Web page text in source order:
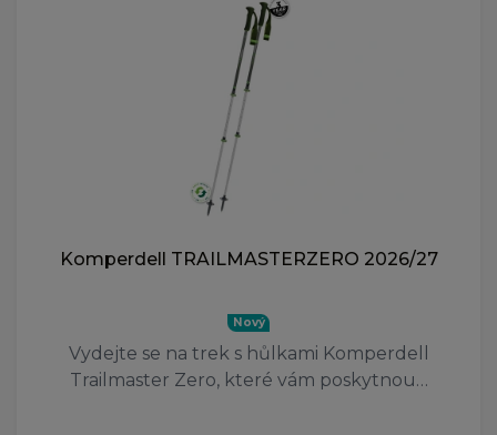
Komperdell TRAILMASTERZERO 2026/27
Nový
Vydejte se na trek s hůlkami Komperdell
Trailmaster Zero, které vám poskytnou…